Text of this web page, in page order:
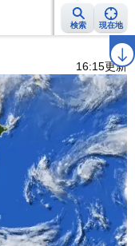
検索 現在地
ラ
16:15更新